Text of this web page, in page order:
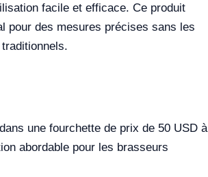
facile et efficace. Ce produit
pour des mesures précises sans les
une fourchette de prix de 50 USD à
abordable pour les brasseurs